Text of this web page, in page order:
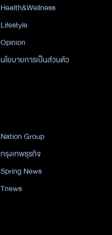
Health&Wellness
Lifestyle
Opinion
นโยบายการเป็นส่วนตัว
Nation Group
กรุงเทพธุรกิจ
Spring News
Tnews